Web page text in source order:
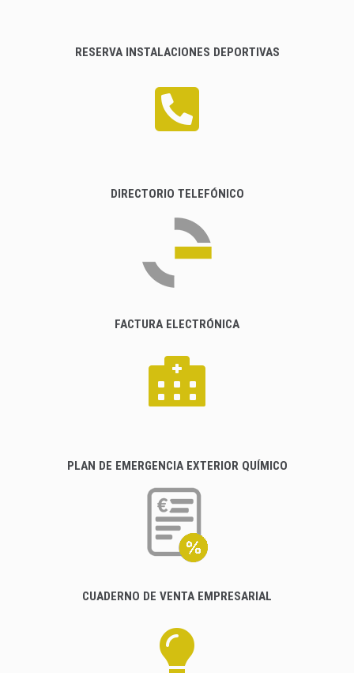
RESERVA INSTALACIONES DEPORTIVAS
DIRECTORIO TELEFÓNICO
FACTURA ELECTRÓNICA
PLAN DE EMERGENCIA EXTERIOR QUÍMICO
CUADERNO DE VENTA EMPRESARIAL